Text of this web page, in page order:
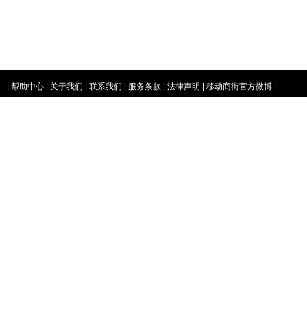
帮助中心 关于我们 联系我们 服务条款 法律声明 移动商街官方微博